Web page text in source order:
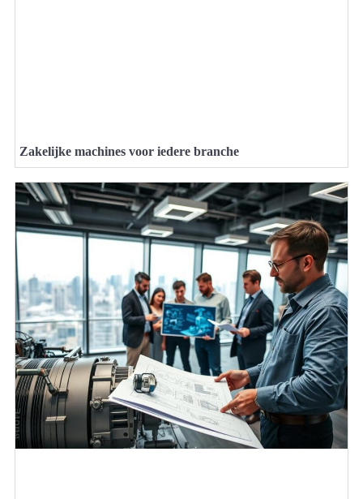
Zakelijke machines voor iedere branche